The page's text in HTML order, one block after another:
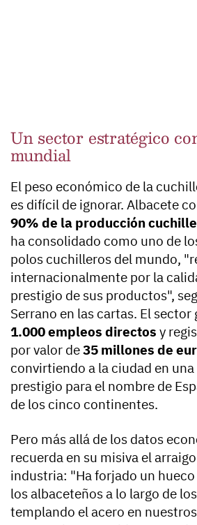
Un sector estratégico
mundial
El peso económico de la
es difícil de ignorar. Albacete
90% de la producción
ha consolidado como uno de
polos cuchilleros del mundo,
internacionalmente por la
prestigio de sus productos",
Serrano en las cartas. El sector
1.000 empleos directos y
por valor de35 millones de
convirtiendo a la ciudad en
prestigio para el nombre de
de los cinco continentes.
Pero más allá de los datos
recuerda en su misiva el
industria: "Ha forjado un
los albaceteños a lo largo de
templando el acero en